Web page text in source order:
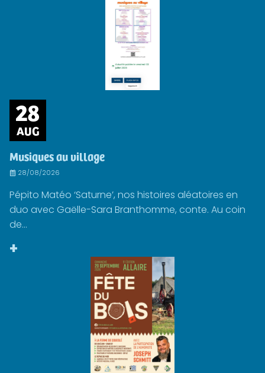
28
AUG
Musiques au village
28/08/2026
Pépito Matéo ‘Saturne’, nos histoires aléatoires en
duo avec Gaëlle-Sara Branthomme, conte. Au coin
de...
+